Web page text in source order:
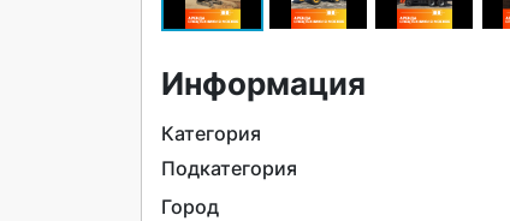
Информация
Категория
Подкатегория
Город